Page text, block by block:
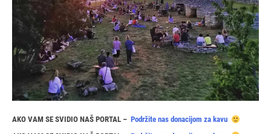
AKO VAM SE SVIDIO NAŠ PORTAL – Podržite nas donacijom za kavu